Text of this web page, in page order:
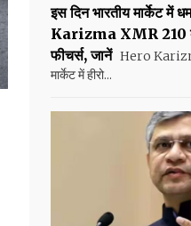
इस दिन भारतीय मार्केट में
Karizma XMR 210
फीचर्स, जानें Hero
मार्केट में हीरो...